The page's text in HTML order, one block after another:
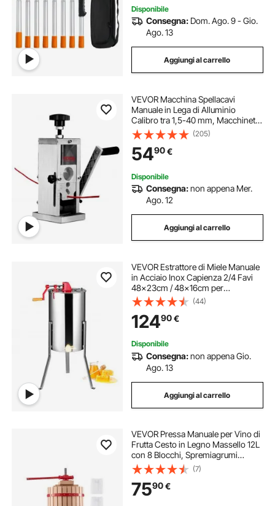
Disponibile
Consegna: Dom. Ago. 9 - Gio.
Ago. 13
Aggiungi al carrello
VEVOR Macchina Spellacavi
Manuale in Lega di Alluminio
Calibro tra 1,5-40 mm, Macchinetta
Spellafili Manuale per Cablaggio
Cavi Elettrici Funzionamento con
Trapano 13 x 13 x 30 cm, Spella
Cavi Manuale
(205)
5490€
Disponibile
Consegna:non appena Mer.
Ago. 12
Aggiungi al carrello
VEVOR Estrattore di Miele Manuale
in Acciaio Inox Capienza 2/4 Favi
48x23cm / 48x16cm per
Apicoltura, Smielatore Centrifuga di
Miele Manuale con Coperchio
Trasparente Altezza Regolabile tra
100-108cm
(44)
12490€
Disponibile
Consegna:non appena Gio.
Ago. 13
Aggiungi al carrello
VEVOR Pressa Manuale per Vino di
Frutta Cesto in Legno Massello 12L
con 8 Blocchi, Spremiagrumi
Manuale per Bevande Alcoliche
Pressa per Sidro, Mela, Uva,
Tintura, Miele, Olio d'Oliva Cucina,
Casa
(7)
7590€